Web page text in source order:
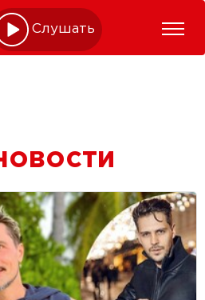
Слушать online